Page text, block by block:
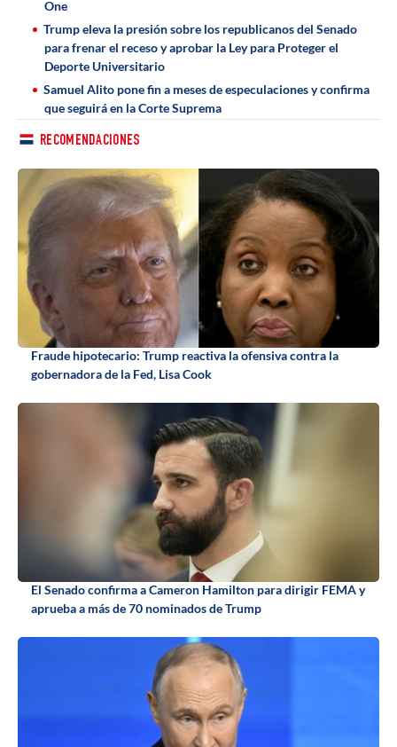
One
Trump eleva la presión sobre los republicanos del Senado
para frenar el receso y aprobar la Ley para Proteger el
Deporte Universitario
Samuel Alito pone fin a meses de especulaciones y confirma
que seguirá en la Corte Suprema
RECOMENDACIONES
Fraude hipotecario: Trump reactiva la ofensiva contra la
gobernadora de la Fed, Lisa Cook
El Senado confirma a Cameron Hamilton para dirigir FEMA y
aprueba a más de 70 nominados de Trump